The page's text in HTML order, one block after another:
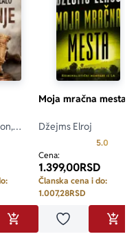
DODAJ U KORPU
Moja mračna mesta
Džejms Elroj
5.0
Cena:
1.399,00RSD
Članska cena i do:
1.007,28RSD
Dodaj u